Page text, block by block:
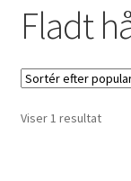
privatliv
fortrydelsesret
Kontakt
Fladt
Viser 1 resultat